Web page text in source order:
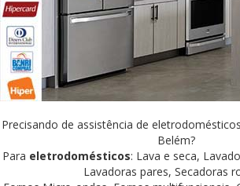
Precisando de assistência de
Belém?
Para eletrodomésticos: Lava e seca,
Lavadoras pares, Secadoras